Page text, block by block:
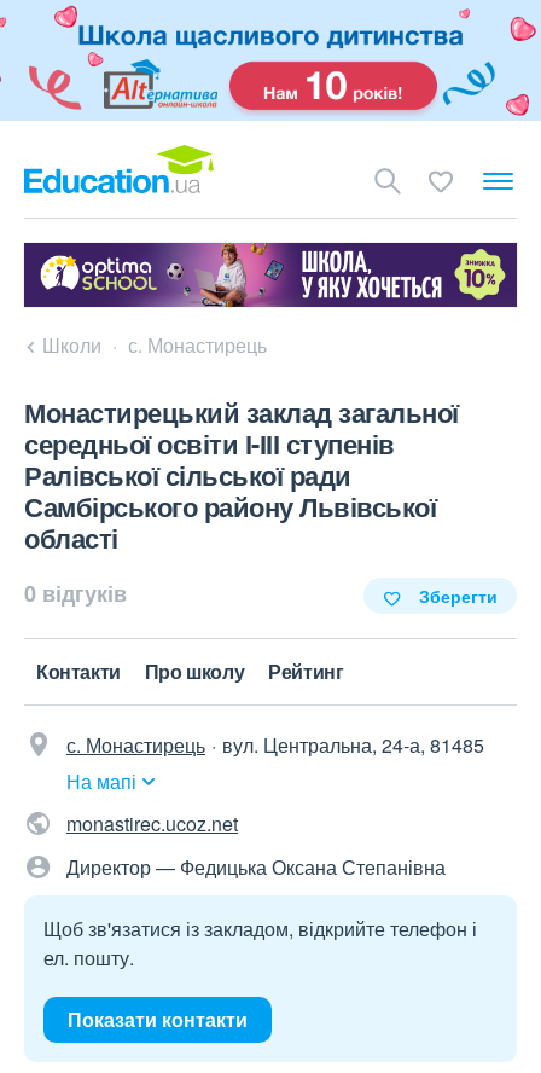
Школи с. Монастирець
Монастирецький заклад загальної
середньої освіти І-ІІІ ступенів
Ралівської сільської ради
Самбірського району Львівської
області
0 відгуків Зберегти
Контакти Про школу Рейтинг
с. Монастирець
вул. Центральна, 24-а, 81485
На мапі
monastirec.ucoz.net
Директор — Федицька Оксана Степанівна
Щоб зв'язатися із закладом, відкрийте телефон і
ел. пошту.
Показати контакти